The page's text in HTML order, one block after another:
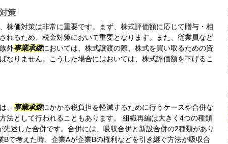
策
株価対策は非常に重要です。まず、株式評価額に応じて贈与・相
れるため、税金対策において重要となります。また、従業員など
外事業承継においては、株式譲渡の際、株式を買い取るための資
なりません。こうした場合にはおいては、株式評価額を下げるこ
、 事業承継にかかる税負担を軽減するために行うケースや合併な
法として行われることもあります。 組織再編は大きく4つの種類
先述した合併です。合併には、吸収合併と新設合併の2種類があり
Bで考えた時、企業Aが企業Bの権利などを引き継ぐ方法が吸収合